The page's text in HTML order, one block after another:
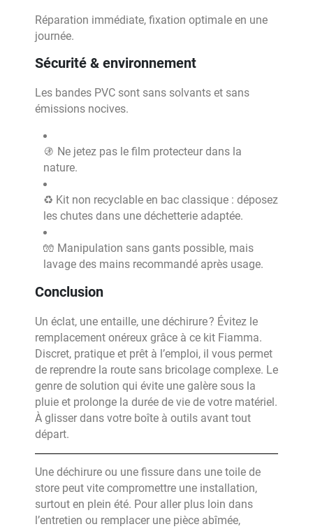
Réparation immédiate, fixation optimale en une
journée.
Sécurité & environnement
Les bandes PVC sont sans solvants et sans
émissions nocives.
🚯 Ne jetez pas le film protecteur dans la
nature.
♻️ Kit non recyclable en bac classique : déposez
les chutes dans une déchetterie adaptée.
🧤 Manipulation sans gants possible, mais
lavage des mains recommandé après usage.
Conclusion
Un éclat, une entaille, une déchirure ? Évitez le
remplacement onéreux grâce à ce kit Fiamma.
Discret, pratique et prêt à l’emploi, il vous permet
de reprendre la route sans bricolage complexe. Le
genre de solution qui évite une galère sous la
pluie et prolonge la durée de vie de votre matériel.
À glisser dans votre boîte à outils avant tout
départ.
Une déchirure ou une fissure dans une toile de
store peut vite compromettre une installation,
surtout en plein été. Pour aller plus loin dans
l’entretien ou remplacer une pièce abîmée,